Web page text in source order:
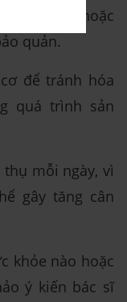
qua xử lý hoặc
quản.
để tránh hóa
quá trình sản
mỗi ngày, vì
gây tăng cân
khỏe nào hoặc
ý kiến bác sĩ